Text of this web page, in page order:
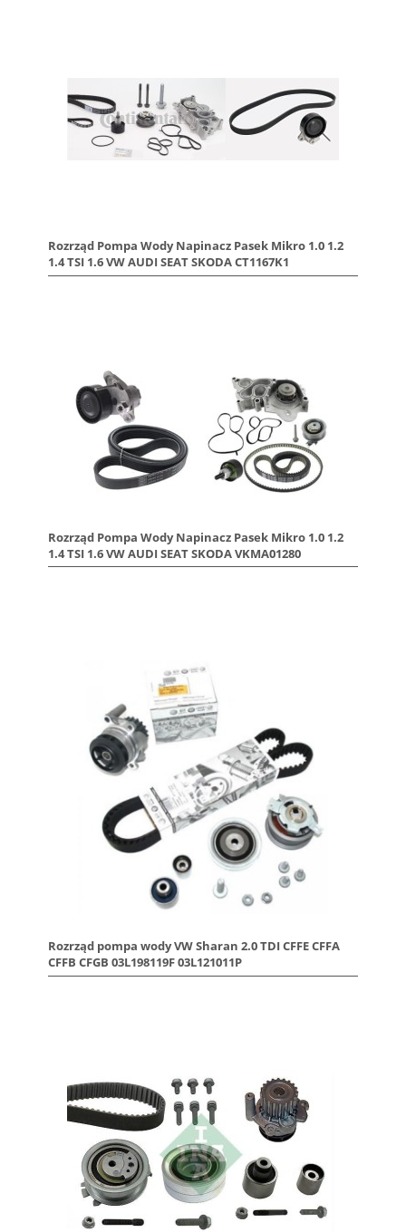
Rozrząd Pompa Wody Napinacz Pasek Mikro 1.0 1.2
1.4 TSI 1.6 VW AUDI SEAT SKODA CT1167K1
Rozrząd Pompa Wody Napinacz Pasek Mikro 1.0 1.2
1.4 TSI 1.6 VW AUDI SEAT SKODA VKMA01280
Rozrząd pompa wody VW Sharan 2.0 TDI CFFE CFFA
CFFB CFGB 03L198119F 03L121011P